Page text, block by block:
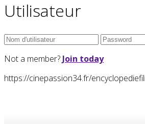
Utilisateur
Not a member? Join today
https://cinepassion34.fr/